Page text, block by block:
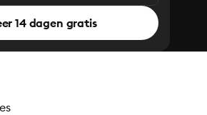
14 dagen gratis